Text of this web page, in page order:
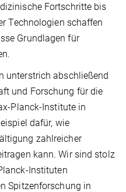
Fortschritte bis
Technologien schaffen
Grundlagen für
unterstrich abschließend
und Forschung für die
Planck-Institute in
dafür, wie
zahlreicher
kann. Wir sind stolz
Instituten
Spitzenforschung in